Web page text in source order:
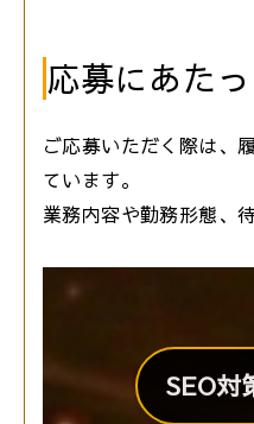
応募にあた
ご応募いただく際は、
ています。
業務内容や勤務形態、
SEO対